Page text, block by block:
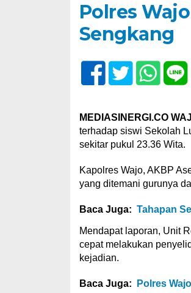
Polres
Sengkang
MEDIASINERGI.CO
terhadap siswi Sekolah
sekitar pukul 23.36 Wita.
Kapolres Wajo, AKBP
yang ditemani gurunya
Baca Juga: Tahapan
Mendapat laporan, Unit
cepat melakukan
kejadian.
Baca Juga: Polres